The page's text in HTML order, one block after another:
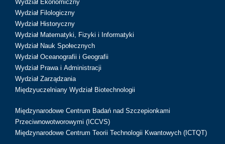
Wydział Ekonomiczny
Wydział Filologiczny
Wydział Historyczny
Wydział Matematyki, Fizyki i Informatyki
Wydział Nauk Społecznych
Wydział Oceanografii i Geografii
Wydział Prawa i Administracji
Wydział Zarządzania
Międzyuczelniany Wydział Biotechnologii
Międzynarodowe Centrum Badań nad Szczepionkami
Przeciwnowotworowymi (ICCVS)
Międzynarodowe Centrum Teorii Technologii Kwantowych (ICTQT)